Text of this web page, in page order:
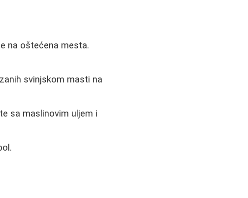
na oštećena mesta.
svinjskom masti na
sa maslinovim uljem i